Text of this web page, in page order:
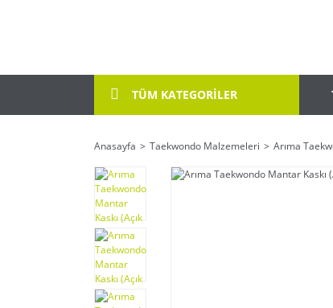
TÜM KATEGORİLER
Anasayfa Taekwondo Malzemeleri Arıma